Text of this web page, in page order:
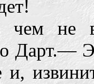
не
Дарт.—
и,